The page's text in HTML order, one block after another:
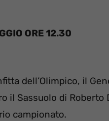
ORE 12.30
dell’Olimpico, il
il Sassuolo di
campionato.